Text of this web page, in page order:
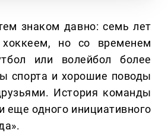
знаком давно: семь лет
но со временем
или волейбол более
спорта и хорошие поводы
История команды
еще одного инициативного